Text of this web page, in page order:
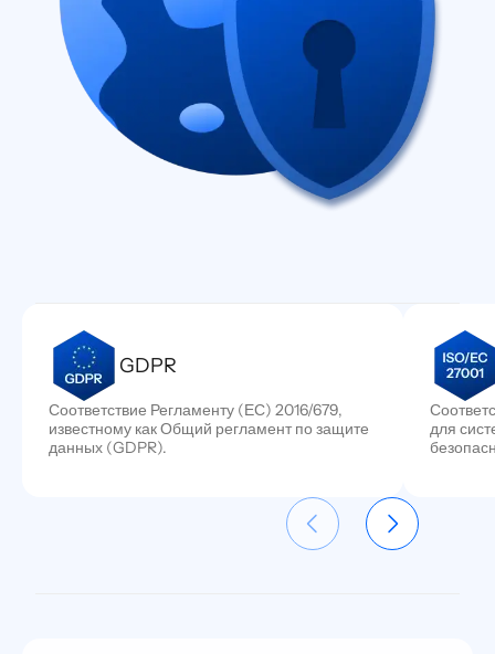
GDPR
Соответствие Регламенту (ЕС) 2016/679,
известному как Общий регламент по защите
данных (GDPR).
для